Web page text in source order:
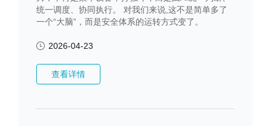
统一调度、协同执行。 对我们来说,这不是简单多了
一个“大脑”，而是安全体系的运转方式变了。
2026-04-23
查看详情